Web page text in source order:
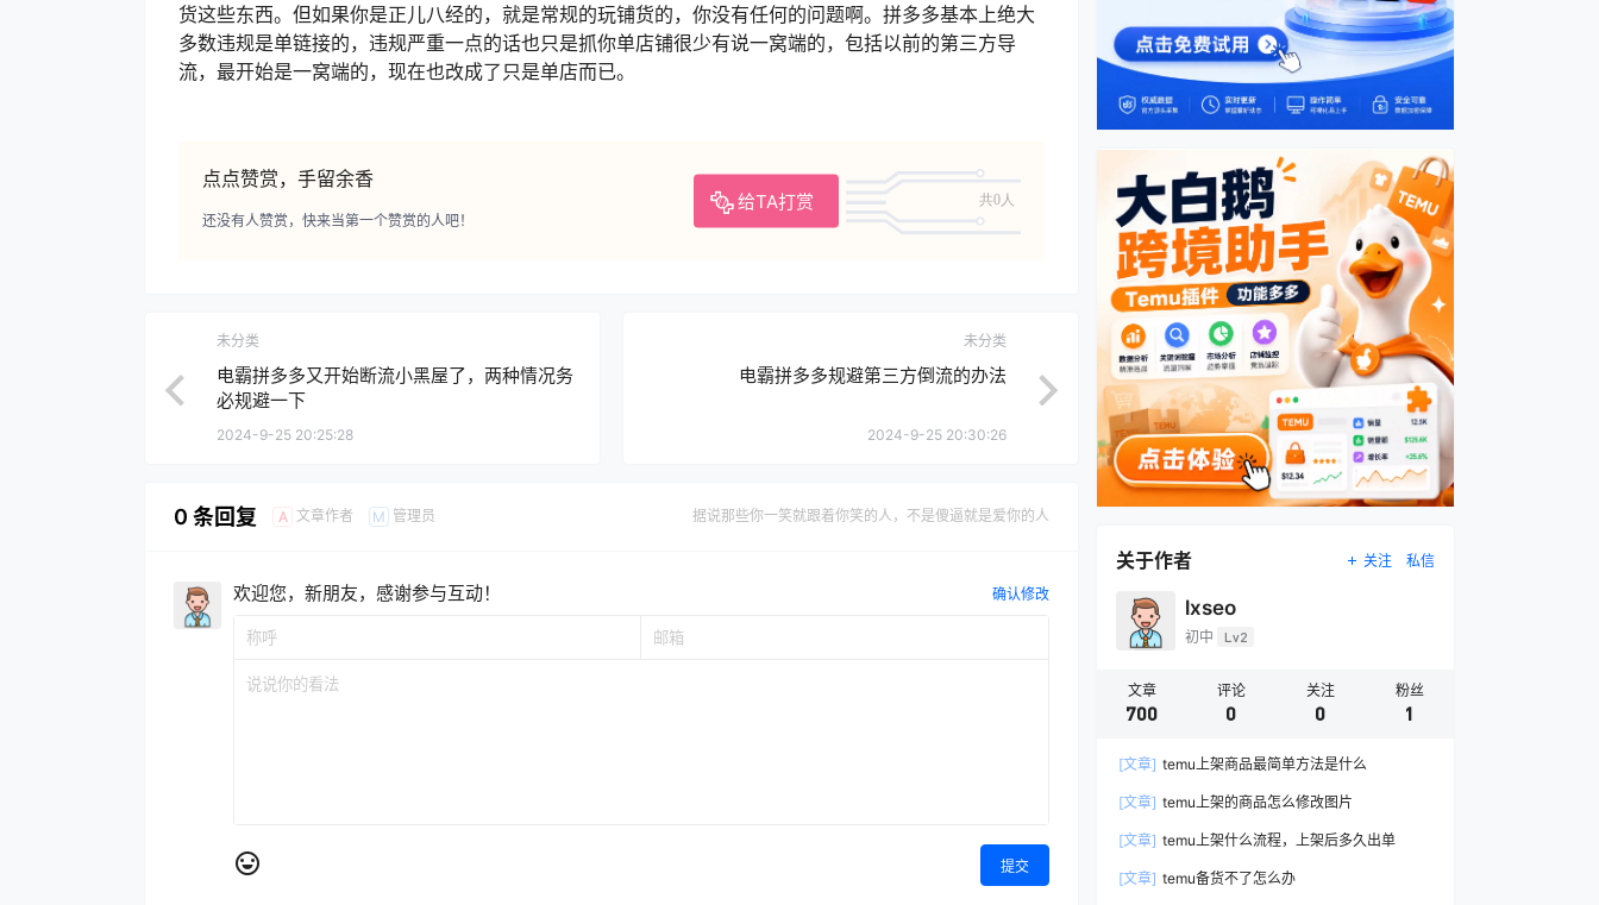
货这些东西。但如果你是正儿八经的，就是常规的玩铺货的，你没有任何的问题啊。拼多多基本上绝大
多数违规是单链接的，违规严重一点的话也只是抓你单店铺很少有说一窝端的，包括以前的第三方导
流，最开始是一窝端的，现在也改成了只是单店而已。
点点赞赏，手留余香
给TA打赏 共0人
还没有人赞赏，快来当第一个赞赏的人吧！
未分类
电霸拼多多又开始断流小黑屋了，两种情况务
必规避一下
2024-9-25 20:25:28
未分类
电霸拼多多规避第三方倒流的办法
2024-9-25 20:30:26
0 条回复 A 文章作者 M 管理员 据说那些你一笑就跟着你笑的人，不是傻逼就是爱你的人
欢迎您，新朋友，感谢参与互动！ 确认修改
提交
关于作者 关注 私信
lxseo
初中 Lv2
文章
700
评论
0
关注
0
粉丝
1
[文章] temu上架商品最简单方法是什么
[文章] temu上架的商品怎么修改图片
[文章] temu上架什么流程，上架后多久出单
[文章] temu备货不了怎么办